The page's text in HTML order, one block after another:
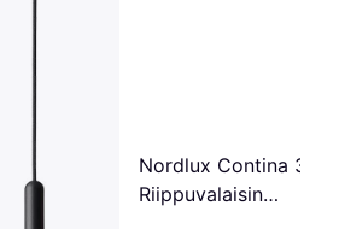
Nordlux Contina 3
Riippuvalaisin